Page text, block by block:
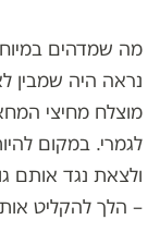
נראה היה שמבין
מוצלח מחיצי
לגמרי. במקום
ולצאת נגד אותם
– הלך להקליט